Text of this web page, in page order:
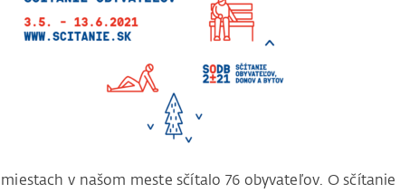
v našom meste sčítalo 76 obyvateľov. O sčítanie